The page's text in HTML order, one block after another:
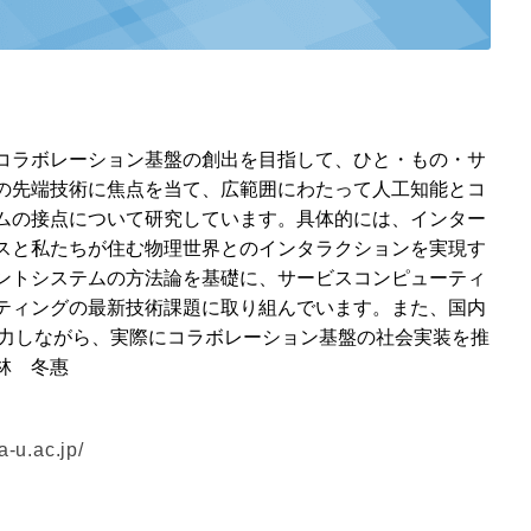
ラボレーション基盤の創出を目指して、ひと・もの・サ
先端技術に焦点を当て、広範囲にわたって人工知能とコ
の接点について研究しています。具体的には、インター
と私たちが住む物理世界とのインタラクションを実現す
トシステムの方法論を基礎に、サービスコンピューティ
ィングの最新技術課題に取り組んでいます。また、国内
しながら、実際にコラボレーション基盤の社会実装を推
冬惠
u.ac.jp/